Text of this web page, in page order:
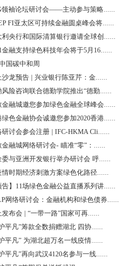
领袖论坛研讨会——主动参与策略......
FI亚太区可持续金融圆桌峰会将......
利央行和国际清算银行邀请全球创......
金融支持绿色科技年会将于5月16......
国碳中和周
沙龙预告 | 兴业银行陈亚芹：金......
风险咨询联合德勤学院推出“德勤......
金融城邀您参加绿色金融全球峰会......
绿色金融协会诚邀您参加2020香港......
研讨会参会注册 | IFC-HKMA Cli......
金融城网络研讨会- 瞄准“零”：......
委与亚洲开发银行举办研讨会 呼......
情时期经济刺激方案绿色化路径......
告】11场绿色金融公益直播系列讲......
网络研讨会：金融机构和绿色债券......
发布会 | “一带一路”国家可再......
平凡”筹款全数捐赠湖北 四协......
平凡” 为湖北超万名一线疫情......
平凡”再向武汉4120名参与一线......